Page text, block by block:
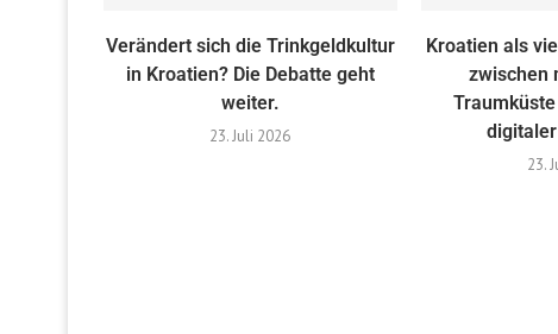
Verändert sich die Trinkgeldkultur
in Kroatien? Die Debatte geht
weiter.
23. Juli 2026
Kroatien als
zwischen
23.